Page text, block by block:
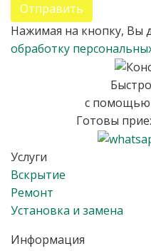
Отправить
Нажимая на кнопку, Вы
обработку
с помощью
Готовы
Услуги
Вскрытие
Ремонт
Установка и замена
Информация